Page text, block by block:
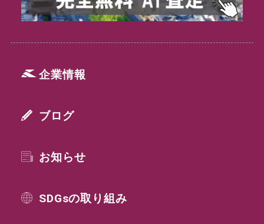
企業情報
ブログ
お知らせ
SDGsの取り組み